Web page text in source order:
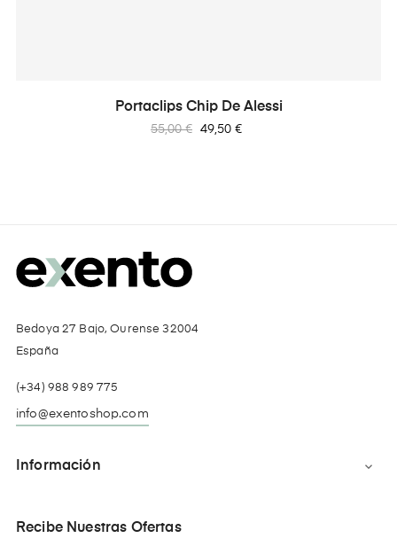
Portaclips Chip De Alessi
Precio
55,00 € Precio
49,50 €
Bedoya 27 Bajo, Ourense 32004
España
(+34) 988 989 775
info@exentoshop.com
Información 
Recibe Nuestras Ofertas